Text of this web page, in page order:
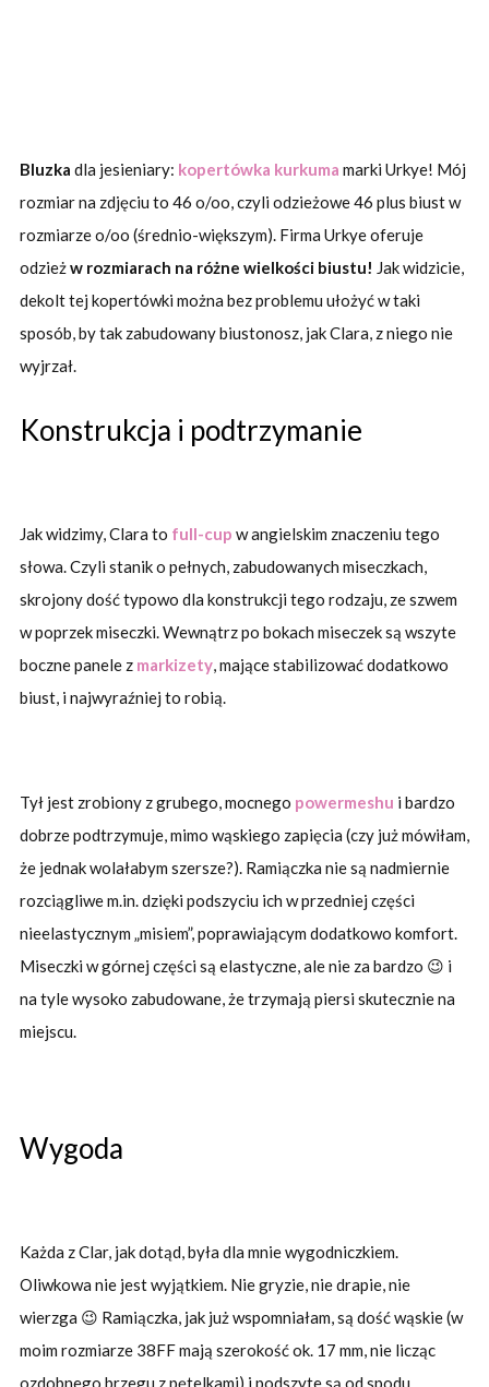
Bluzka dla jesieniary: kopertówka kurkuma marki Urkye! Mój
rozmiar na zdjęciu to 46 o/oo, czyli odzieżowe 46 plus biust w
rozmiarze o/oo (średnio-większym). Firma Urkye oferuje
odzieżw rozmiarach na różne wielkości biustu! Jak widzicie,
dekolt tej kopertówki można bez problemu ułożyć w taki
sposób, by tak zabudowany biustonosz, jak Clara, z niego nie
wyjrzał.
Konstrukcja i podtrzymanie
Jak widzimy, Clara to full-cup w angielskim znaczeniu tego
słowa. Czyli stanik o pełnych, zabudowanych miseczkach,
skrojony dość typowo dla konstrukcji tego rodzaju, ze szwem
w poprzek miseczki. Wewnątrz po bokach miseczek są wszyte
boczne panele z markizety, mające stabilizować dodatkowo
biust, i najwyraźniej to robią.
Tył jest zrobiony z grubego, mocnego powermeshu i bardzo
dobrze podtrzymuje, mimo wąskiego zapięcia (czy już mówiłam,
że jednak wolałabym szersze?). Ramiączka nie są nadmiernie
rozciągliwe m.in. dzięki podszyciu ich w przedniej części
nieelastycznym „misiem”, poprawiającym dodatkowo komfort.
Miseczki w górnej części są elastyczne, ale nie za bardzo 😉 i
na tyle wysoko zabudowane, że trzymają piersi skutecznie na
miejscu.
Wygoda
Każda z Clar, jak dotąd, była dla mnie wygodniczkiem.
Oliwkowa nie jest wyjątkiem. Nie gryzie, nie drapie, nie
wierzga 😉 Ramiączka, jak już wspomniałam, są dość wąskie (w
moim rozmiarze 38FF mają szerokość ok. 17 mm, nie licząc
ozdobnego brzegu z pętelkami) i podszyte są od spodu